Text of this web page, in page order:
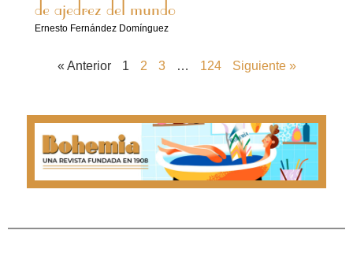
de ajedrez del mundo
Ernesto Fernández Domínguez
« Anterior 1 2 3 … 124 Siguiente »